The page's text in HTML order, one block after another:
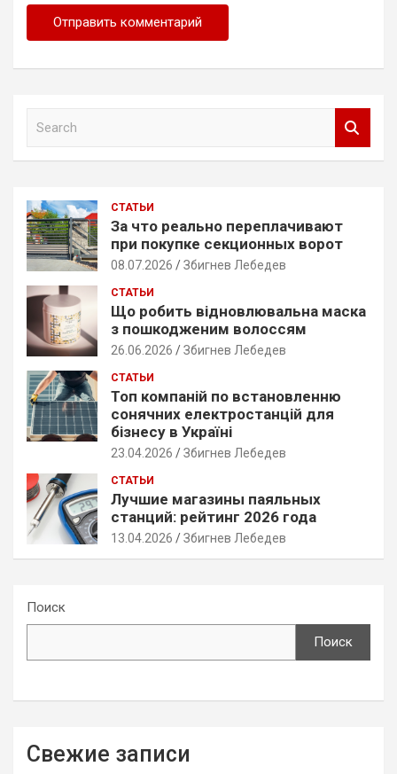
h
СТАТЬИ
За что реально переплачивают
при покупке секционных ворот
08.07.2026 Збигнев Лебедев
СТАТЬИ
Що робить відновлювальна маска
з пошкодженим волоссям
26.06.2026 Збигнев Лебедев
СТАТЬИ
Топ компаній по встановленню
сонячних електростанцій для
бізнесу в Україні
23.04.2026 Збигнев Лебедев
СТАТЬИ
Лучшие магазины паяльных
станций: рейтинг 2026 года
13.04.2026 Збигнев Лебедев
Поиск
Поиск
Свежие записи